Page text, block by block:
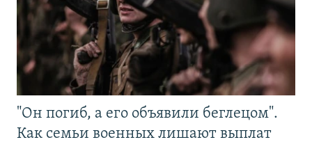
"Он погиб, а его объявили беглецом".
Как семьи военных лишают выплат